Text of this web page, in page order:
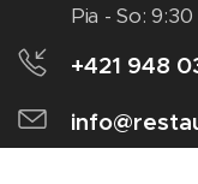
Pia - So:
+421 948